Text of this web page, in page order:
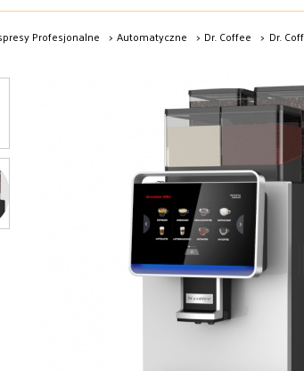
Profesjonalne > Automatyczne > Dr. Coffee > Dr.